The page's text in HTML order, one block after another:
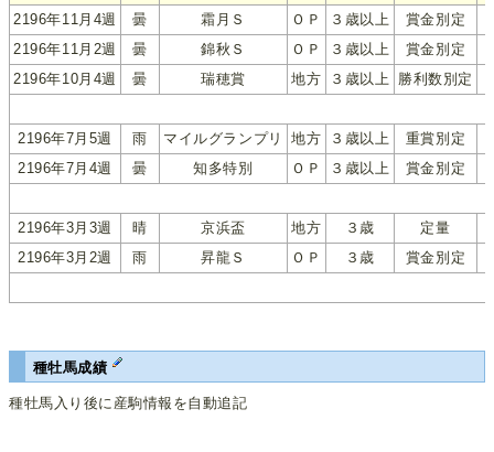
2196年11月4週
曇 霜月Ｓ ＯＰ ３歳以上
賞金別定
2196年11月2週
曇 錦秋Ｓ ＯＰ ３歳以上
賞金別定
2196年10月4週
曇 瑞穂賞 地方 ３歳以上 勝利数別定
2196年7月5週 雨 マイルグランプリ 地方 ３歳以上
重賞別定
2196年7月4週
曇 知多特別 ＯＰ ３歳以上 賞金別定
2196年3月3週 晴 京浜盃 地方 ３歳
定量
2196年3月2週
雨 昇龍Ｓ ＯＰ ３歳 賞金別定
種牡馬成績
種牡馬入り後に産駒情報を自動追記